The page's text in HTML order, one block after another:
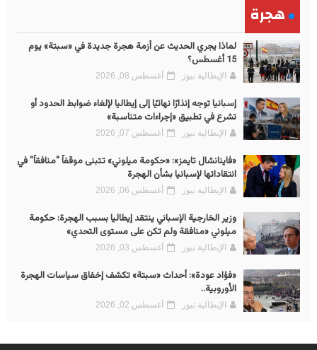
هجرة
لماذا يجري الحديث عن أزمة هجرة جديدة في «سبتة» يوم
15 أغسطس؟
الإيطالية نيوز أغسطس 08, 2026
إسبانيا توجه إنذارًا نهائيًا إلى إيطاليا لإلغاء ضوابط الحدود أو
تشرع في تطبيق «إجراءات متناسبة»
الإيطالية نيوز أغسطس 07, 2026
«فاينانشال تايمز»: «حكومة ميلوني» تتبنى موقفاً "منافقاً" في
انتقاداتها لإسبانيا بشأن الهجرة
الإيطالية نيوز أغسطس 06, 2026
وزير الخارجية الإسباني ينتقد إيطاليا بسبب الهجرة: حكومة
ميلوني «منافقة ولم تكن على مستوى التحدي»
الإيطالية نيوز أغسطس 03, 2026
«فؤاد عودة»: أحداث «سبتة» تكشف إخفاق سياسات الهجرة
الأوروبية..
الإيطالية نيوز أغسطس 02, 2026